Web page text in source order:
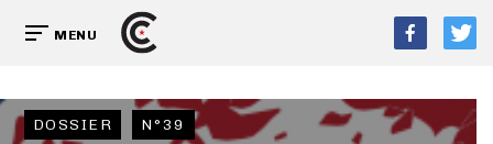
MENU
DOSSIER N°39